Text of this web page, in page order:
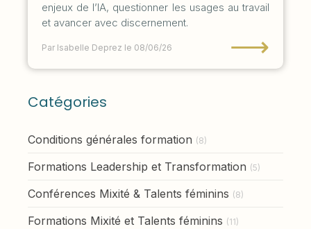
enjeux de l’IA, questionner les usages au travail
et avancer avec discernement.
Par Isabelle Deprez le 08/06/26 ⟶
Catégories
Conditions générales formation (8)
Formations Leadership et Transformation (5)
Conférences Mixité & Talents féminins (8)
Formations Mixité et Talents féminins (11)